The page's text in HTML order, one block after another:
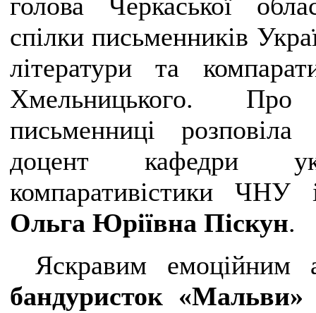
голова Черкаської
спілки письменників
літератури та
Хмельницького. Про
письменниці
доцент кафедри
компаративістики ЧНУ
Ольга Юріївна Піскун.
Яскравим емоційним
бандуристок «Мальви»